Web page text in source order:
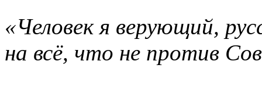
«Человек я верующий,
на всё, что не против